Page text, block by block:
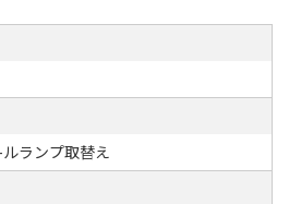
ランプ取替え